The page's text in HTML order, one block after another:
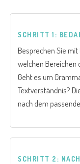
SCHRITT 1:
Besprechen Sie mit
welchen Bereichen
Geht es um
Textverständnis?
nach dem
SCHRITT 2: